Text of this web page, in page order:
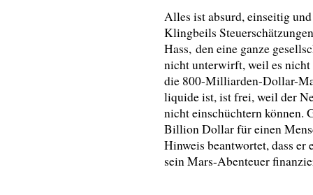
Alles ist absurd, einseitig
Klingbeils
Hass, den eine ganze
nicht unterwirft, weil es nicht
die 800-Milliarden-Dollar-
liquide ist, ist frei, weil der
nicht einschüchtern können.
Billion Dollar für einen
Hinweis beantwortet, dass
sein Mars-Abenteuer